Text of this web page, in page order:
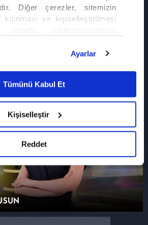
Diğer çerezler, sitemizin
ve kişiselleştirilmesi
dahilinde kullanılacaktır.
Ayarlar butonuna tıklayabilir,
Metnimizi ziyaret
Kişisel Verilerin Korunması
hazırlanmış olan İnternet
Metnimizi okumak ve
veri işleme faaliyetleri ile ilgili
almak için lütfen
tıklayınız.
Ayarlar
Tümünü Kabul Et
Kişiselleştir
Reddet
25. BÖLÜM